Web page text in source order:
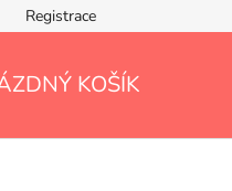
Registrace
KOŠÍK